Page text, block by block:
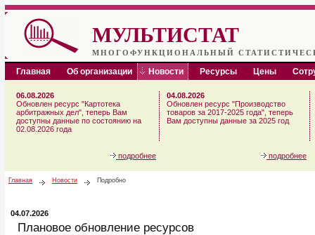
МУЛЬТИСТАТ
МНОГОФУНКЦИОНАЛЬНЫЙ
Главная Об организации Новости Ресурсы Цены
06.08.2026
Обновлен ресурс "Картотека
арбитражных дел", теперь Вам
доступны данные по состоянию на
02.08.2026 года
04.08.2026
Обновлен ресурс "Производство
товаров за 2017-2025 года", теперь
Вам доступны данные за 2025 год
подробнее подробнее
Главная Новости Подробно
04.07.2026
Плановое обновление ресурсов